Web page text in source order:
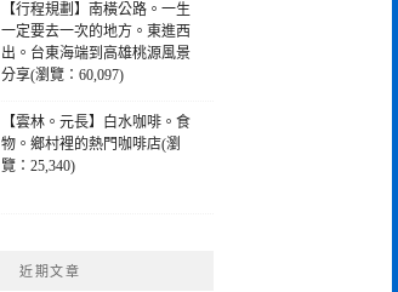
【行程規劃】南橫公路。一生
一定要去一次的地方。東進西
出。台東海端到高雄桃源風景
分享(瀏覽：60,097)
【雲林。元長】白水咖啡。食
物。鄉村裡的熱門咖啡店(瀏
覽：25,340)
近期文章